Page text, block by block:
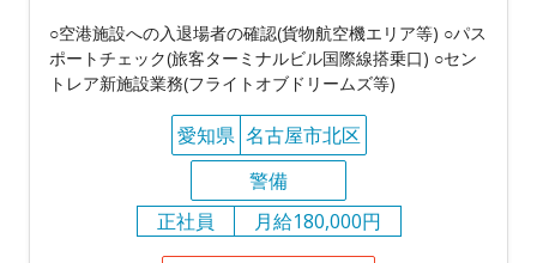
○空港施設への入退場者の確認(貨物航空機エリア等) ○パス
ポートチェック(旅客ターミナルビル国際線搭乗口) ○セン
トレア新施設業務(フライトオブドリームズ等)
愛知県 名古屋市北区
警備
正社員
月給180,000円